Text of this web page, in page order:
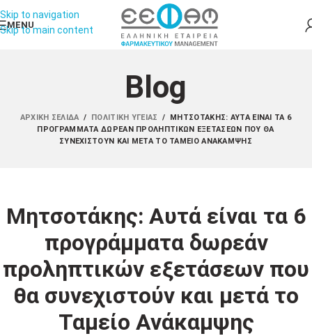
Skip to navigation
Skip to main content
MENU
Blog
ΑΡΧΙΚΉ ΣΕΛΊΔΑ / ΠΟΛΙΤΙΚΉ ΥΓΕΊΑΣ /
ΜΗΤΣΟΤΆΚΗΣ: ΑΥΤΆ ΕΊΝΑΙ ΤΑ 6
ΠΡΟΓΡΆΜΜΑΤΑ ΔΩΡΕΆΝ ΠΡΟΛΗΠΤΙΚΏΝ ΕΞΕΤΆΣΕΩΝ ΠΟΥ ΘΑ
ΣΥΝΕΧΙΣΤΟΎΝ ΚΑΙ ΜΕΤΆ ΤΟ ΤΑΜΕΊΟ ΑΝΆΚΑΜΨΗΣ
Μητσοτάκης: Αυτά είναι τα 6
προγράμματα δωρεάν
προληπτικών εξετάσεων που
θα συνεχιστούν και μετά το
Ταμείο Ανάκαμψης